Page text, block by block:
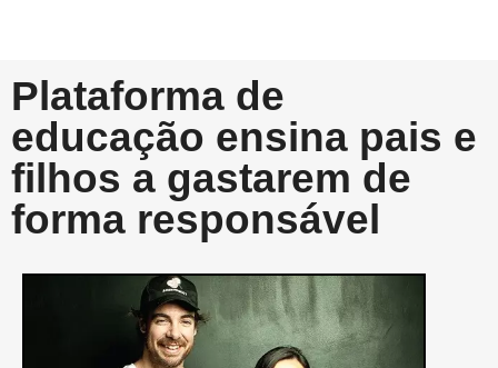
Plataforma de
educação ensina pais e
filhos a gastarem de
forma responsável